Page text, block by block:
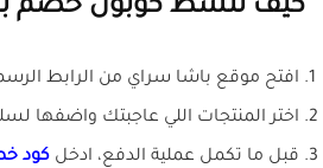
كيف تنشّط كوبون خصم
افتح موقع باشا سراي من الرابط
اختر المنتجات اللي عاجبتك واضفها
قبل ما تكمل عملية الدفع، ادخل كود